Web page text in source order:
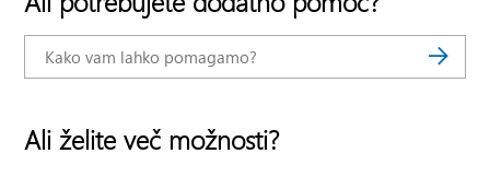
Ali želite več možnosti?